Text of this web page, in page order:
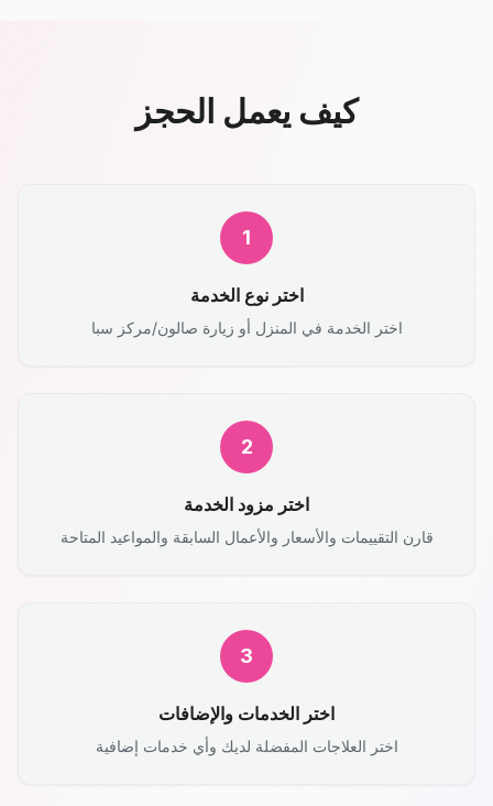
كيف يعمل الحجز
1
اختر نوع الخدمة
اختر الخدمة في المنزل أو زيارة صالون/مركز سبا
2
اختر مزود الخدمة
قارن التقييمات والأسعار والأعمال السابقة والمواعيد المتاحة
3
اختر الخدمات والإضافات
اختر العلاجات المفضلة لديك وأي خدمات إضافية